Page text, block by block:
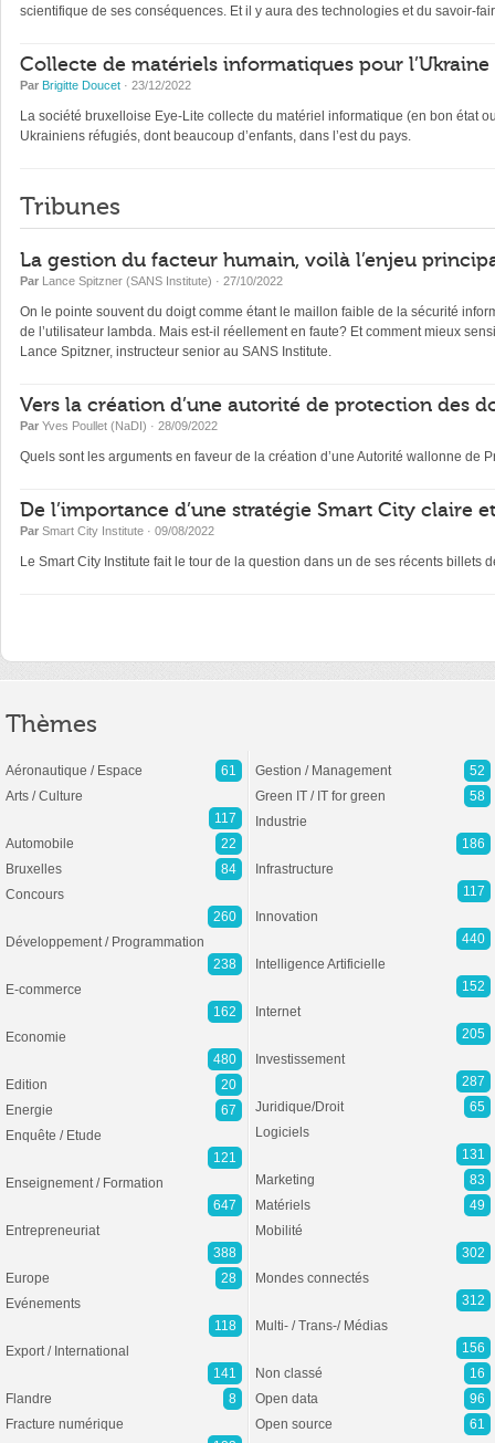
scientifique de ses conséquences. Et il y aura des technologies et du savoir-
Collecte de matériels informatiques pour l’Ukraine
Par Brigitte Doucet · 23/12/2022
La société bruxelloise Eye-Lite collecte du matériel informatique (en bon état
Ukrainiens réfugiés, dont beaucoup d’enfants, dans l’est du pays.
Tribunes
La gestion du facteur humain, voilà l’enjeu
Par Lance Spitzner (SANS Institute) · 27/10/2022
On le pointe souvent du doigt comme étant le maillon faible de la sécurité
de l’utilisateur lambda. Mais est-il réellement en faute? Et comment mieux
Lance Spitzner, instructeur senior au SANS Institute.
Vers la création d’une autorité de protection des
Par Yves Poullet (NaDI) · 28/09/2022
Quels sont les arguments en faveur de la création d’une Autorité wallonne de
De l’importance d’une stratégie Smart City claire
Par Smart City Institute · 09/08/2022
Le Smart City Institute fait le tour de la question dans un de ses récents billets
Thèmes
Aéronautique / Espace
61
Arts / Culture
117
Automobile
22
Bruxelles
84
Concours
260
Développement / Programmation
238
E-commerce
162
Economie
480
Edition
20
Energie
67
Enquête / Etude
121
Enseignement / Formation
647
Entrepreneuriat
388
Europe
28
Evénements
118
Export / International
141
Flandre
8
Fracture numérique
Gestion / Management
52
Green IT / IT for green
58
Industrie
186
Infrastructure
117
Innovation
440
Intelligence Artificielle
152
Internet
205
Investissement
287
Juridique/Droit
65
Logiciels
131
Marketing
83
Matériels
49
Mobilité
302
Mondes connectés
312
Multi- / Trans-/ Médias
156
Non classé
16
Open data
96
Open source
61